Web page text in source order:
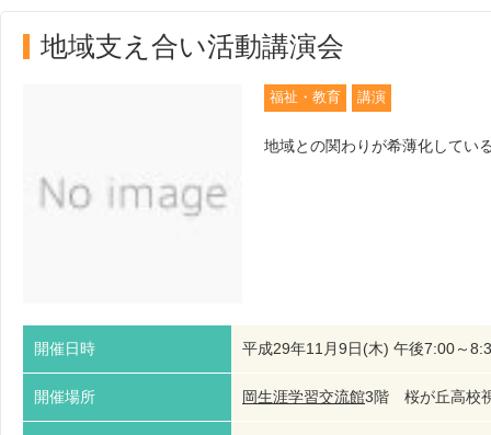
地域支え合い活動講演会
福祉・教育 講演
地域との関わりが希薄化してい
開催日時 平成29年11月9日(木) 午後7:00～
開催場所 岡生涯学習交流館3階 桜が丘高校